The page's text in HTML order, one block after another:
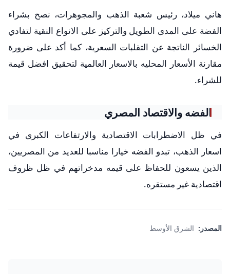
هاني ميلاد، رئيس شعبة الذهب والمجوهرات، نصح بشراء
الفضة على المدى الطويل والتركيز على الانواع النقية لتفادي
الخسائر الناتجة عن التقلبات السعرية، كما أكد على ضرورة
مقارنة الأسعار المحليه بالاسعار العالمية لتحقيق افضل قيمة
للشراء.
الفضه والاقتصاد المصري
في ظل الاضطرابات الاقتصادية والارتفاعات الكبرى في
اسعار الذهب، تبدو الفضه خيارا مناسبا للعديد من المصريين،
الذين يسعون للحفاظ على قيمه مدخراتهم في ظل ظروف
اقتصادية غير مستقره.
المصدر: الشرق الأوسط